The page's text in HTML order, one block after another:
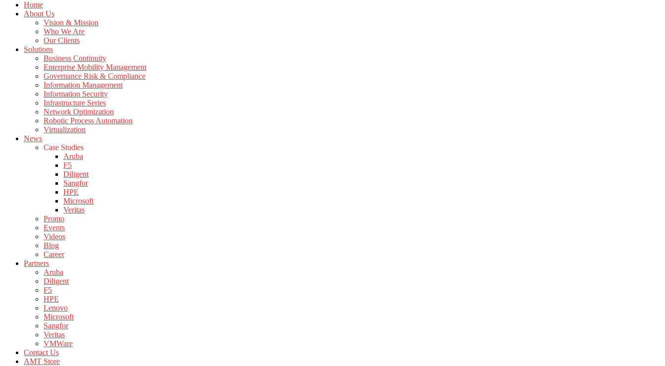
Home
About Us
Vision & Mission
Who We Are
Our Clients
Solutions
Business Continuity
Enterprise Mobility Management
Governance Risk & Compliance
Information Management
Information Security
Infrastructure Series
Network Optimization
Robotic Process Automation
Virtualization
News
Case Studies
Aruba
F5
Diligent
Sangfor
HPE
Microsoft
Veritas
Promo
Events
Videos
Blog
Career
Partners
Aruba
Diligent
F5
HPE
Lenovo
Microsoft
Sangfor
Veritas
VMWare
Contact Us
AMT Store